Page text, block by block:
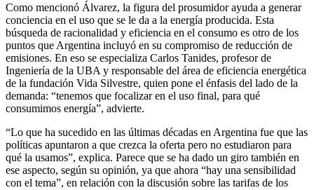
Como mencionó Álvarez, la figura del prosumidor ayuda a generar
conciencia en el uso que se le da a la energía producida. Esta
búsqueda de racionalidad y eficiencia en el consumo es otro de los
puntos que Argentina incluyó en su compromiso de reducción de
emisiones. En eso se especializa Carlos Tanides, profesor de
Ingeniería de la UBA y responsable del área de eficiencia energética
de la fundación Vida Silvestre, quien pone el énfasis del lado de la
demanda: “tenemos que focalizar en el uso final, para qué
consumimos energía”, advierte.
“Lo que ha sucedido en las últimas décadas en Argentina fue que las
políticas apuntaron a que crezca la oferta pero no estudiaron para
qué la usamos”, explica. Parece que se ha dado un giro también en
ese aspecto, según su opinión, ya que ahora “hay una sensibilidad
con el tema”, en relación con la discusión sobre las tarifas de los